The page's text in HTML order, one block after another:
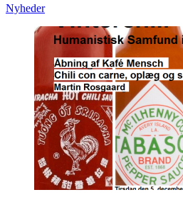
Categories
Nyheder